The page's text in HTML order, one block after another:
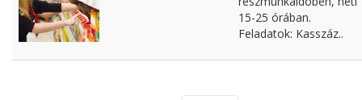
15-25 órában.
Feladatok: Kasszáz..